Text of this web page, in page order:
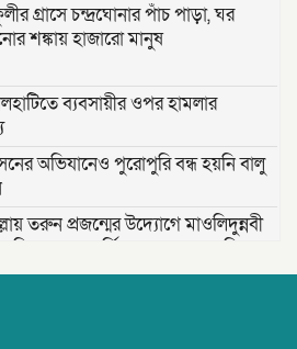
গ্রাসে চন্দ্রঘোনার পাঁচ পাড়া, ঘর
শঙ্কায় হাজারো মানুষ
ব্যবসায়ীর ওপর হামলার
অভিযানেও পুরোপুরি বন্ধ হয়নি বালু
তরুন প্রজন্মের উদ্যোগে মাওলিদুন্নবী
সেলিব্রেশন — বার্ষিক আয়োজন প্রস্তুতি সভা;